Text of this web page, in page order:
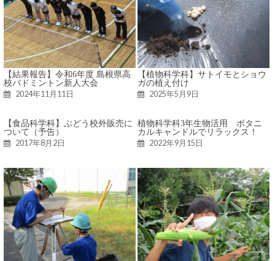
【結果報告】令和6年度 島根県高
校バドミントン新人大会
2024年11月11日
【植物科学科】サトイモとショウ
ガの植え付け
2025年5月9日
【食品科学科】ぶどう校外販売に
ついて（予告）
2017年8月2日
植物科学科3年生物活用 ボタニ
カルキャンドルでリラックス！
2022年9月15日